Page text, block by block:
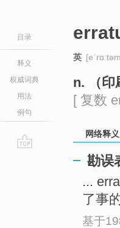
目录
释义
权威词典
用法
例句
英
n. （印
[ 复数
网络释义
勘误
...
了事
基于